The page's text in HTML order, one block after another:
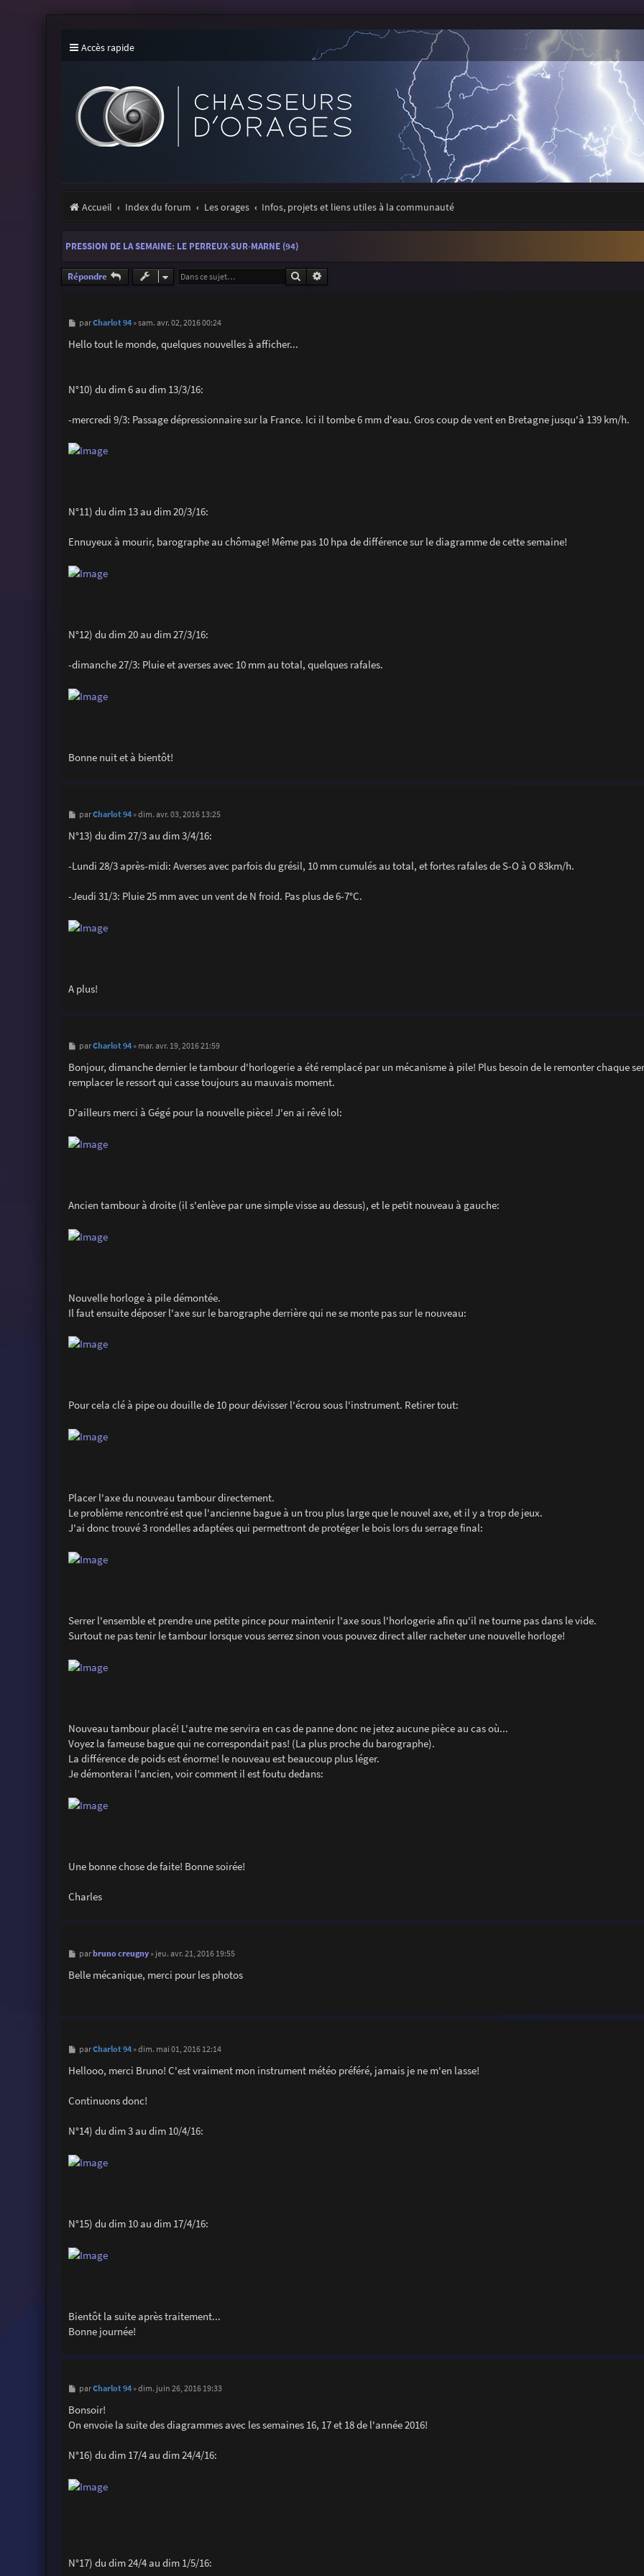
Accès rapide
Accueil Index du forum Les orages Infos, projets et liens utiles à la communauté
PRESSION DE LA SEMAINE: LE PERREUX-SUR-MARNE (94)
Répondre Rechercher
M
s
s
parCharlot 94»sam. avr. 02, 2016 00:24
Hello tout le monde, quelques nouvelles à afficher...
N°10) du dim 6 au dim 13/3/16:
-mercredi 9/3: Passage dépressionnaire sur la France. Ici il tombe 6 mm d'eau. Gros coup de vent en Bretagne jusqu'à 139 km/h.
N°11) du dim 13 au dim 20/3/16:
Ennuyeux à mourir, barographe au chômage! Même pas 10 hpa de différence sur le diagramme de cette semaine!
N°12) du dim 20 au dim 27/3/16:
-dimanche 27/3: Pluie et averses avec 10 mm au total, quelques rafales.
Bonne nuit et à bientôt!
M
s
s
e
parCharlot 94»dim. avr. 03, 2016 13:25
N°13) du dim 27/3 au dim 3/4/16:
-Lundi 28/3 après-midi: Averses avec parfois du grésil, 10 mm cumulés au total, et fortes rafales de S-O à O 83km/h.
-Jeudi 31/3: Pluie 25 mm avec un vent de N froid. Pas plus de 6-7°C.
A plus!
M
s
s
a
parCharlot 94» mar. avr. 19, 2016 21:59
Bonjour, dimanche dernier le tambour d'horlogerie a été remplacé par un mécanisme à pile! Plus besoin de le remonter chaque
remplacer le ressort qui casse toujours au mauvais moment.
D'ailleurs merci à Gégé pour la nouvelle pièce! J'en ai rêvé lol:
Ancien tambour à droite (il s'enlève par une simple visse au dessus), et le petit nouveau à gauche:
Nouvelle horloge à pile démontée.
Il faut ensuite déposer l'axe sur le barographe derrière qui ne se monte pas sur le nouveau:
Pour cela clé à pipe ou douille de 10 pour dévisser l'écrou sous l'instrument. Retirer tout:
Placer l'axe du nouveau tambour directement.
Le problème rencontré est que l'ancienne bague à un trou plus large que le nouvel axe, et il y a trop de jeux.
J'ai donc trouvé 3 rondelles adaptées qui permettront de protéger le bois lors du serrage final:
Serrer l'ensemble et prendre une petite pince pour maintenir l'axe sous l'horlogerie afin qu'il ne tourne pas dans le vide.
Surtout ne pas tenir le tambour lorsque vous serrez sinon vous pouvez direct aller racheter une nouvelle horloge!
Nouveau tambour placé! L'autre me servira en cas de panne donc ne jetez aucune pièce au cas où...
Voyez la fameuse bague qui ne correspondait pas! (La plus proche du barographe).
La différence de poids est énorme! le nouveau est beaucoup plus léger.
Je démonterai l'ancien, voir comment il est foutu dedans:
Une bonne chose de faite! Bonne soirée!
Charles
M
s
s
parbruno creugny» jeu. avr. 21, 2016 19:55
Belle mécanique, merci pour les photos
M
s
s
e
parCharlot 94»dim. mai 01, 2016 12:14
Hellooo, merci Bruno! C'est vraiment mon instrument météo préféré, jamais je ne m'en lasse!
Continuons donc!
N°14) du dim 3 au dim 10/4/16:
N°15) du dim 10 au dim 17/4/16:
Bientôt la suite après traitement...
Bonne journée!
M
s
s
a
parCharlot 94»dim. juin 26, 2016 19:33
Bonsoir!
On envoie la suite des diagrammes avec les semaines 16, 17 et 18 de l'année 2016!
N°16) du dim 17/4 au dim 24/4/16:
N°17) du dim 24/4 au dim 1/5/16: